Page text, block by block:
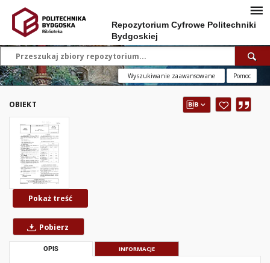
Repozytorium Cyfrowe Politechniki
Bydgoskiej
Wyszukiwanie zaawansowane Pomoc
OBIEKT
Pokaż treść
Pobierz
OPIS INFORMACJE